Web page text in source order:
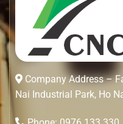
Company Address –
Nai Industrial Park, Ho